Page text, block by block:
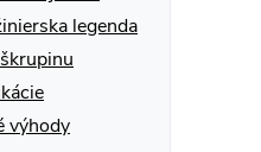
legenda
výhody